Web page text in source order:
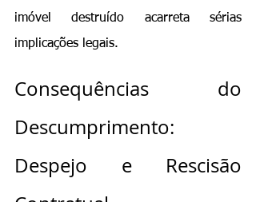
imóvel destruído acarreta sérias
implicações legais.
Consequências do
Descumprimento:
Despejo e Rescisão